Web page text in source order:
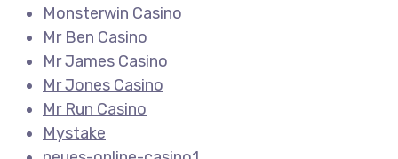
Monsterwin Casino
Mr Ben Casino
Mr James Casino
Mr Jones Casino
Mr Run Casino
Mystake